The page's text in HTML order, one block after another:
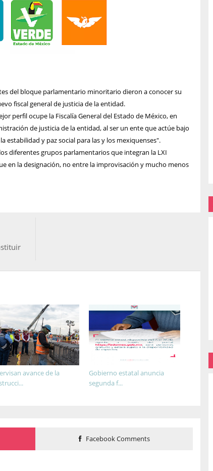
del bloque parlamentario minoritario dieron a conocer su
fiscal general de justicia de la entidad.
perfil ocupe la Fiscalía General del Estado de México, en
de justicia de la entidad, al ser un ente que actúe bajo
estabilidad y paz social para las y los mexiquenses".
diferentes grupos parlamentarios que integran la LXI
en la designación, no entre la improvisación y mucho menos
Gobierno estatal anuncia
segunda f...
avance de la
Facebook Comments